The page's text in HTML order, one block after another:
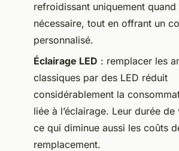
refroidissant uniquement quand
nécessaire, tout en offrant un
personnalisé.
Éclairage LED : remplacer les
classiques par des LED réduit
considérablement la
liée à l’éclairage. Leur durée
ce qui diminue aussi les coûts
remplacement.